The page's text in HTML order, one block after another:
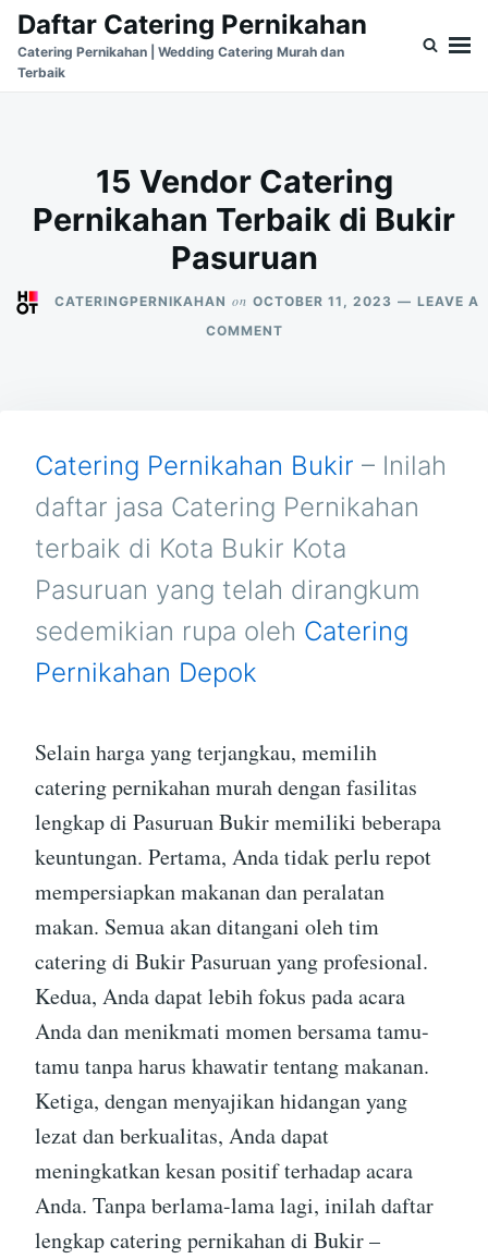
Skip
content
Search
for:
Daftar Catering Pernikahan
Catering Pernikahan | Wedding Catering Murah dan
Terbaik
15 Vendor Catering
Pernikahan Terbaik di Bukir
Pasuruan
CATERINGPERNIKAHAN on OCTOBER 11, 2023
LEAVE A
COMMENTON
DI
BUKIR
PASURUAN
Catering Pernikahan Bukir – Inilah
daftar jasa Catering Pernikahan
terbaik di Kota Bukir Kota
Pasuruan yang telah dirangkum
sedemikian rupa oleh Catering
Pernikahan Depok
Selain harga yang terjangkau, memilih
catering pernikahan murah dengan fasilitas
lengkap di Pasuruan Bukir memiliki beberapa
keuntungan. Pertama, Anda tidak perlu repot
mempersiapkan makanan dan peralatan
makan. Semua akan ditangani oleh tim
catering di Bukir Pasuruan yang profesional.
Kedua, Anda dapat lebih fokus pada acara
Anda dan menikmati momen bersama tamu-
tamu tanpa harus khawatir tentang makanan.
Ketiga, dengan menyajikan hidangan yang
lezat dan berkualitas, Anda dapat
meningkatkan kesan positif terhadap acara
Anda. Tanpa berlama-lama lagi, inilah daftar
lengkap catering pernikahan di Bukir –